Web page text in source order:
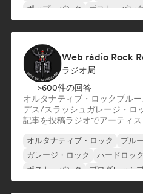
ポップ・パンク
ポスト・パンク
Web rádio Rock
ラジオ局
>600件の回答
オルタナティブ・ロックブルー
デス/スラッシュ ガレージ・ロ
記事を投稿ラジオでアーティ
オルタナティブ・ロック ブル
ガレージ・ロック
ハードロック
ポスト・パンク
プログレッシ